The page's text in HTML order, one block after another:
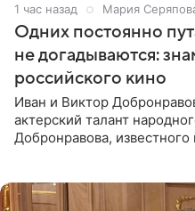
1 час назад Мария
Одних постоянно
не догадываются:
российского кино
Иван и Виктор
актерский талант
Добронравова,